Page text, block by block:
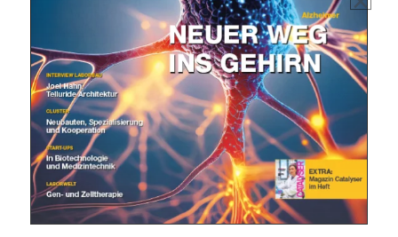
Mit dem |transkript-Newsletter
jede Woche aktuell informiert.
E-
Mail
(erforderlich)